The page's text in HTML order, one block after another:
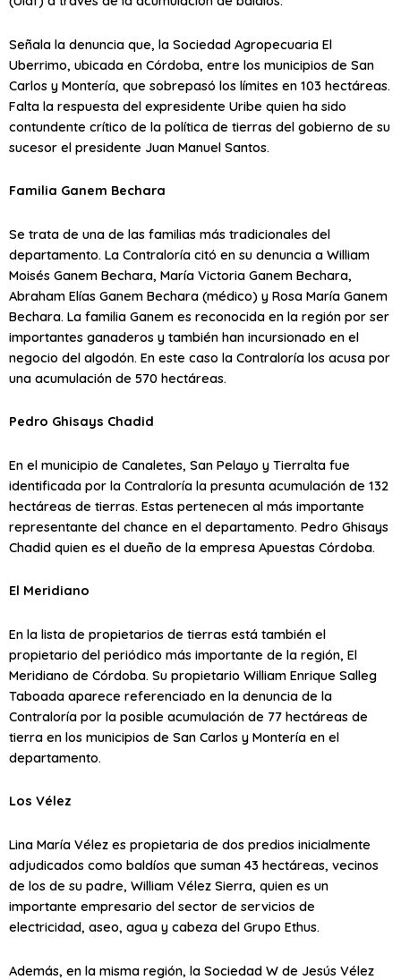
Señala la denuncia que, la Sociedad Agropecuaria El
Uberrimo, ubicada en Córdoba, entre los municipios de San
Carlos y Montería, que sobrepasó los límites en 103 hectáreas.
Falta la respuesta del expresidente Uribe quien ha sido
contundente crítico de la política de tierras del gobierno de su
sucesor el presidente Juan Manuel Santos.
Familia Ganem Bechara
Se trata de una de las familias más tradicionales del
departamento. La Contraloría citó en su denuncia a William
Moisés Ganem Bechara, María Victoria Ganem Bechara,
Abraham Elías Ganem Bechara (médico) y Rosa María Ganem
Bechara. La familia Ganem es reconocida en la región por ser
importantes ganaderos y también han incursionado en el
negocio del algodón. En este caso la Contraloría los acusa por
una acumulación de 570 hectáreas.
Pedro Ghisays Chadid
En el municipio de Canaletes, San Pelayo y Tierralta fue
identificada por la Contraloría la presunta acumulación de 132
hectáreas de tierras. Estas pertenecen al más importante
representante del chance en el departamento. Pedro Ghisays
Chadid quien es el dueño de la empresa Apuestas Córdoba.
El Meridiano
En la lista de propietarios de tierras está también el
propietario del periódico más importante de la región, El
Meridiano de Córdoba. Su propietario William Enrique Salleg
Taboada aparece referenciado en la denuncia de la
Contraloría por la posible acumulación de 77 hectáreas de
tierra en los municipios de San Carlos y Montería en el
departamento.
Los Vélez
Lina María Vélez es propietaria de dos predios inicialmente
adjudicados como baldíos que suman 43 hectáreas, vecinos
de los de su padre, William Vélez Sierra, quien es un
importante empresario del sector de servicios de
electricidad, aseo, agua y cabeza del Grupo Ethus.
Además, en la misma región, la Sociedad W de Jesús Vélez